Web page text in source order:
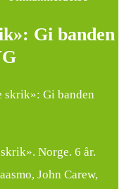
Gi banden
skrik»: Gi banden
Norge. 6 år.
John Carew,